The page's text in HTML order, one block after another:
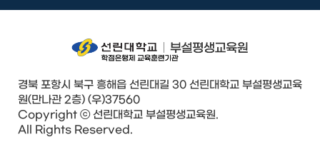
경북 포항시 북구 흥해읍 선린대길 30 선린대학교 부설평생교육
원(만나관 2층) (우)37560
Copyright ⓒ 선린대학교 부설평생교육원.
All Rights Reserved.